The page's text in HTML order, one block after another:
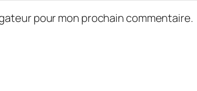
pour mon prochain commentaire.